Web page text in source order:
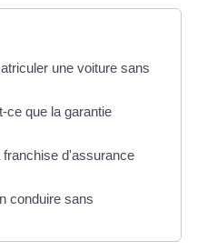
une voiture sans
ce que la garantie
d'assurance
conduire sans